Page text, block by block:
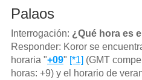
Palaos
Interrogación: ¿Qué hora es
Responder: Koror se
horaria "+09" [*1] (GMT
horas: +9) y el horario de